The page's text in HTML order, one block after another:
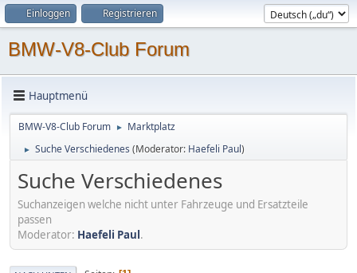
Einloggen Registrieren
BMW-V8-Club Forum
Hauptmenü
BMW-V8-Club Forum ► Marktplatz
► Suche Verschiedenes (Moderator: Haefeli Paul)
Suche Verschiedenes
Suchanzeigen welche nicht unter Fahrzeuge und Ersatzteile
passen
Moderator: Haefeli Paul.